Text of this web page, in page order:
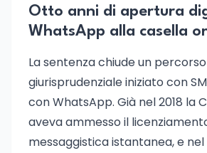
Otto anni di apertura
WhatsApp alla casella
La sentenza chiude un percorso
giurisprudenziale iniziato con
con WhatsApp. Già nel 2018 la
aveva ammesso il
messaggistica istantanea, e nel